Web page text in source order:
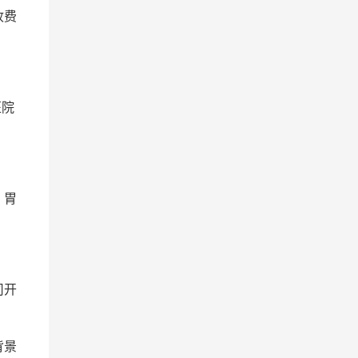
费
开
景